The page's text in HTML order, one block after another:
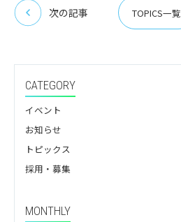
次の記事 TOPICS一覧
CATEGORY
イベント
お知らせ
トピックス
採用・募集
MONTHLY